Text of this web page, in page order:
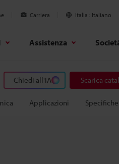
Carriera Italia Italiano
Assistenza
Chiedi all'IA Scarica
Applicazioni Specifiche